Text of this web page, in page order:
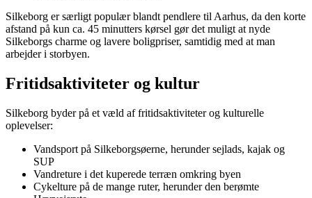
Silkeborg er særligt populær blandt pendlere til Aarhus, da den korte
afstand på kun ca. 45 minutters kørsel gør det muligt at nyde
Silkeborgs charme og lavere boligpriser, samtidig med at man
arbejder i storbyen.
Fritidsaktiviteter og kultur
Silkeborg byder på et væld af fritidsaktiviteter og kulturelle
oplevelser:
Vandsport på Silkeborgsøerne, herunder sejlads, kajak og
SUP
Vandreture i det kuperede terræn omkring byen
Cykelture på de mange ruter, herunder den berømte